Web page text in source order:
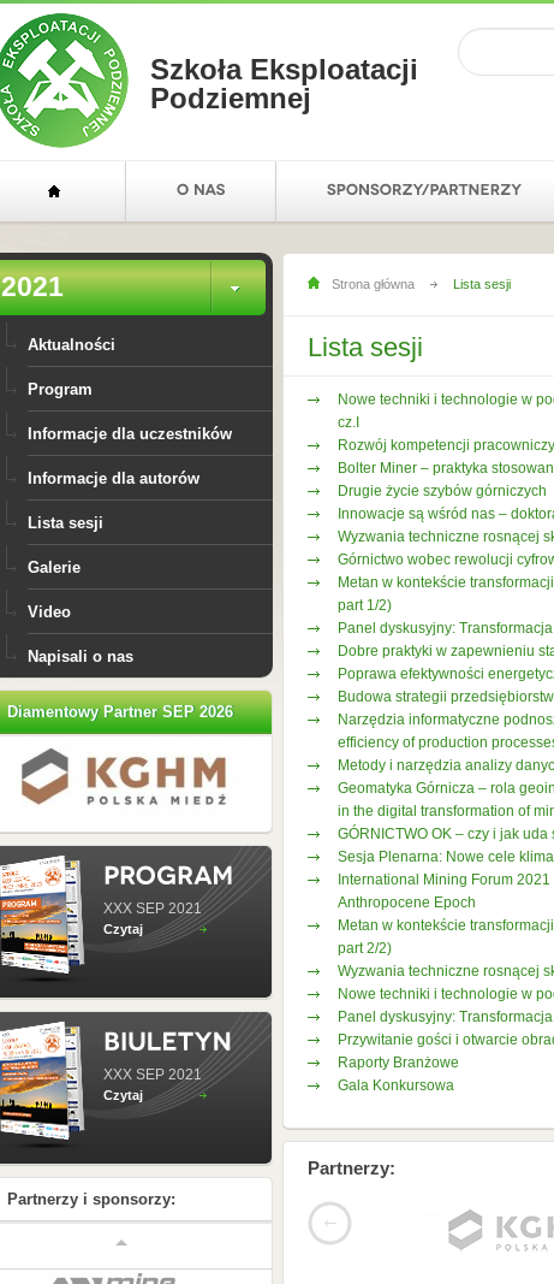
Szkoła Eksploatacji
Podziemnej
2021
Aktualności
Program
Informacje dla uczestników
Informacje dla autorów
Lista sesji
Galerie
Video
Napisali o nas
Diamentowy Partner SEP 2026
XXX SEP 2021
Czytaj
XXX SEP 2021
Czytaj
Partnerzy i sponsorzy:
Strona główna Lista sesji
Lista sesji
Nowe techniki i technologie w
cz.I
Rozwój kompetencji
Bolter Miner – praktyka
Drugie życie szybów górniczych
Innowacje są wśród nas –
Wyzwania techniczne rosnącej
Górnictwo wobec rewolucji
Metan w kontekście
part 1/2)
Panel dyskusyjny:
Dobre praktyki w zapewnieniu
Poprawa efektywności
Budowa strategii
Narzędzia informatyczne
efficiency of production
Metody i narzędzia analizy
Geomatyka Górnicza – rola
in the digital transformation of
GÓRNICTWO OK – czy i jak
Sesja Plenarna: Nowe cele
International Mining Forum
Anthropocene Epoch
Metan w kontekście
part 2/2)
Wyzwania techniczne rosnącej
Nowe techniki i technologie w
Panel dyskusyjny:
Przywitanie gości i otwarcie
Raporty Branżowe
Gala Konkursowa
Partnerzy: